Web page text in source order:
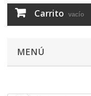
Carrito vacío
MENÚ